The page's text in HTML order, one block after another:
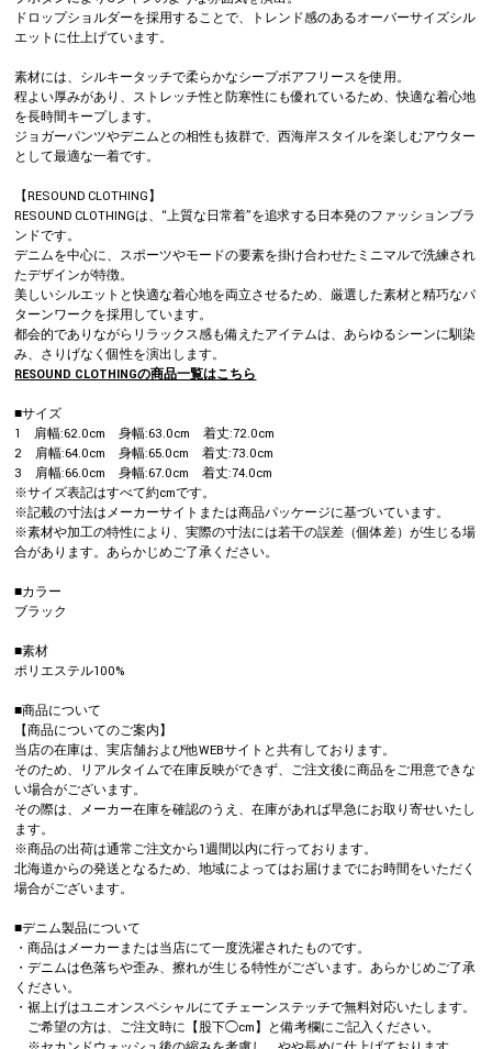
ドロップショルダーを採用することで、トレンド感のあるオーバーサイズシル
エットに仕上げています。
素材には、シルキータッチで柔らかなシープボアフリースを使用。
程よい厚みがあり、ストレッチ性と防寒性にも優れているため、快適な着心地
を長時間キープします。
ジョガーパンツやデニムとの相性も抜群で、西海岸スタイルを楽しむアウター
として最適な一着です。
【RESOUND CLOTHING】
RESOUND CLOTHINGは、“上質な日常着”を追求する日本発のファッションブラ
ンドです。
デニムを中心に、スポーツやモードの要素を掛け合わせたミニマルで洗練され
たデザインが特徴。
美しいシルエットと快適な着心地を両立させるため、厳選した素材と精巧なパ
ターンワークを採用しています。
都会的でありながらリラックス感も備えたアイテムは、あらゆるシーンに馴染
み、さりげなく個性を演出します。
RESOUND CLOTHINGの商品一覧はこちら
■サイズ
1 肩幅:62.0cm 身幅:63.0cm 着丈:72.0cm
2 肩幅:64.0cm 身幅:65.0cm 着丈:73.0cm
3 肩幅:66.0cm 身幅:67.0cm 着丈:74.0cm
※サイズ表記はすべて約cmです。
※記載の寸法はメーカーサイトまたは商品パッケージに基づいています。
※素材や加工の特性により、実際の寸法には若干の誤差（個体差）が生じる場
合があります。あらかじめご了承ください。
■カラー
ブラック
■素材
ポリエステル100%
■商品について
【商品についてのご案内】
当店の在庫は、実店舗および他WEBサイトと共有しております。
そのため、リアルタイムで在庫反映ができず、ご注文後に商品をご用意できな
い場合がございます。
その際は、メーカー在庫を確認のうえ、在庫があれば早急にお取り寄せいたし
ます。
※商品の出荷は通常ご注文から1週間以内に行っております。
北海道からの発送となるため、地域によってはお届けまでにお時間をいただく
場合がございます。
■デニム製品について
・商品はメーカーまたは当店にて一度洗濯されたものです。
・デニムは色落ちや歪み、擦れが生じる特性がございます。あらかじめご了承
ください。
・裾上げはユニオンスペシャルにてチェーンステッチで無料対応いたします。
ご希望の方は、ご注文時に【股下◯cm】と備考欄にご記入ください。